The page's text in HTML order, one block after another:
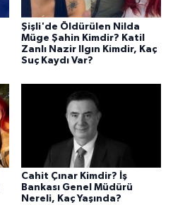
Şişli'de Öldürülen Nilda
Müge Şahin Kimdir? Katil
Zanlı Nazir Ilgın Kimdir, Kaç
Suç Kaydı Var?
Cahit Çınar Kimdir? İş
Bankası Genel Müdürü
Nereli, Kaç Yaşında?